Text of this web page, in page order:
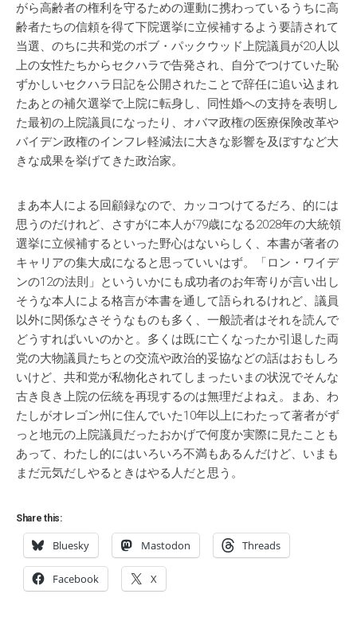
がら高齢者の権利を守るための運動に携わっているうちに高
齢者たちの信頼を得て下院選挙に立候補するよう要請されて
当選、のちに共和党のボブ・パックウッド上院議員が20人以
上の女性たちからセクハラで告発され、自分でつけていた恥
ずかしいセクハラ日記を公開されたことで辞任に追い込まれ
たあとの補欠選挙で上院に転身し、同性婚への支持を表明し
た最初の上院議員になったり、オバマ政権の医療保険改革や
バイデン政権のインフレ軽減法に大きな影響を及ぼすなど大
きな成果を挙げてきた政治家。
まあ本人による回顧録なので、カッコつけてるだろ、的には
思うのだけれど、さすがに本人が79歳になる2028年の大統領
選挙に立候補するといった野心はないらしく、本書が著者の
キャリアの集大成になると思っていいはず。「ロン・ワイデ
ンの12の法則」といういかにも成功者のお年寄りが言い出し
そうな本人による格言が本書を通して語られるけれど、議員
以外に関係なさそうなものも多く、一般読者はそれを読んで
どうすればいいのかと。多くは既に亡くなったか引退した両
党の大物議員たちとの交流や政治的妥協などの話はおもしろ
いけど、共和党が私物化されてしまったいまの状況でそんな
古き良き上院の伝統を再現するのは無理だよねえ。まあ、わ
たしがオレゴン州に住んでいた10年以上にわたって著者がず
っと地元の上院議員だったおかげで何度か実際に見たことも
あって、わたし的にはいろいろ不満もあるんだけど、いまも
まだ元気だしやるときはやる人だと思う。
Share this:
Bluesky Mastodon Threads
Facebook X